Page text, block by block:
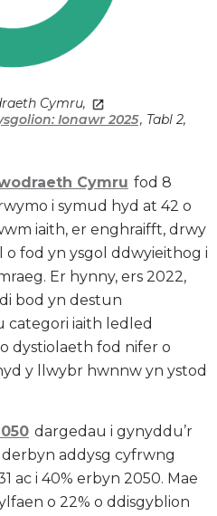
Cymru,
Ionawr 2025, Tabl 2,
Cymru fod 8
i symud hyd at 42 o
iaith, er enghraifft, drwy
o fod yn ysgol ddwyieithog i
Er hynny, ers 2022,
bod yn destun
categori iaith ledled
dystiolaeth fod nifer o
y llwybr hwnnw yn ystod
dargedau i gynyddu’r
derbyn addysg cyfrwng
ac i 40% erbyn 2050. Mae
o 22% o ddisgyblion